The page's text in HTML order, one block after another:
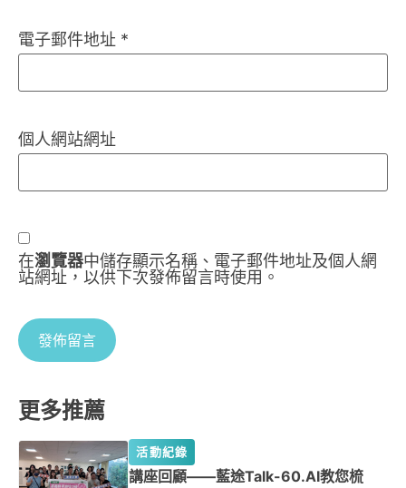
電子郵件地址 *
個人網站網址
在瀏覽器中儲存顯示名稱、電子郵件地址及個人網
站網址，以供下次發佈留言時使用。
更多推薦
活動紀錄
講座回顧——藍途Talk-60.AI教您梳